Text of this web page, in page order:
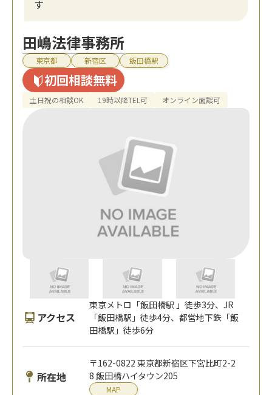
す
田嶋法律事務所
東京都 新宿区 飯田橋駅
初回相談無料
土日祝の相談OK 19時以降TEL可 オンライン面談可
アクセス
東京メトロ「飯田橋駅 」徒歩3分、JR
「飯田橋駅」徒歩4分、都営地下鉄「飯
田橋駅」徒歩6分
所在地
〒162-0822 東京都新宿区下宮比町2-2
8 飯田橋ハイタウン205
MAP